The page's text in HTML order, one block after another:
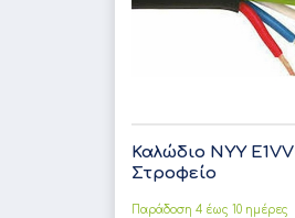
Καλώδιο NYY
Στροφείο
Παράδοση 4 έως 10 ημέρες